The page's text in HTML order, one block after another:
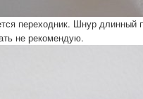
переходник. Шнур длинный
не рекомендую.